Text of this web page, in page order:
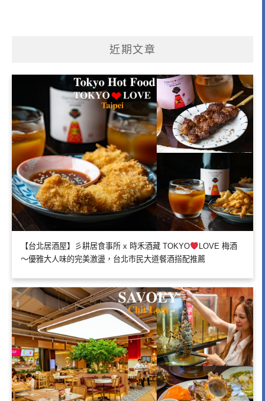
近期文章
【台北居酒屋】彡耕居食事所 x 時禾酒藏 TOKYO
LOVE 梅酒
～優雅大人味的完美激盪，台北市民大道餐酒搭配推薦